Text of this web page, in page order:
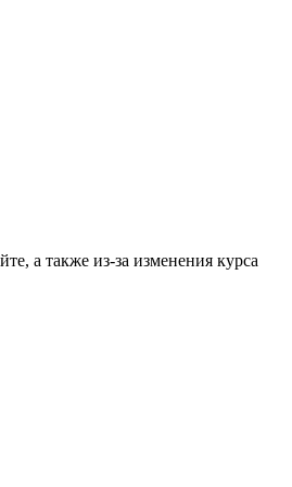
а также из-за изменения курса